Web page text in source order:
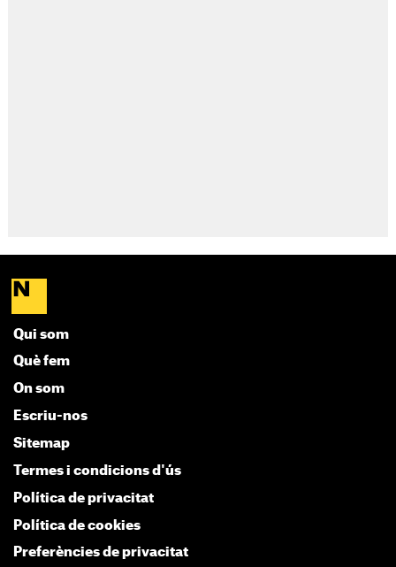
Qui som
Què fem
On som
Escriu-nos
Sitemap
Termes i condicions d'ús
Política de privacitat
Política de cookies
Preferències de privacitat